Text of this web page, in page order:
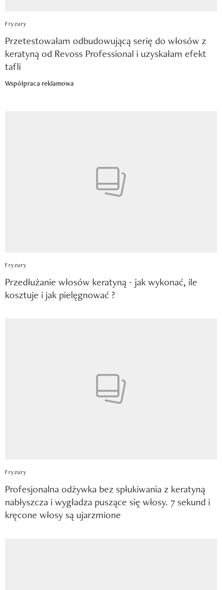
Fryzury
Przetestowałam odbudowującą serię do włosów z
keratyną od Revoss Professional i uzyskałam efekt
tafli
Współpraca reklamowa
Fryzury
Przedłużanie włosów keratyną - jak wykonać, ile
kosztuje i jak pielęgnować ?
Fryzury
Profesjonalna odżywka bez spłukiwania z keratyną
nabłyszcza i wygładza puszące się włosy. 7 sekund i
kręcone włosy są ujarzmione